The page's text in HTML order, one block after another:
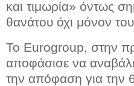
και τιμωρία» όντως
θανάτου όχι μόνον
Το Eurogroup, στην
αποφάσισε να
την απόφαση για